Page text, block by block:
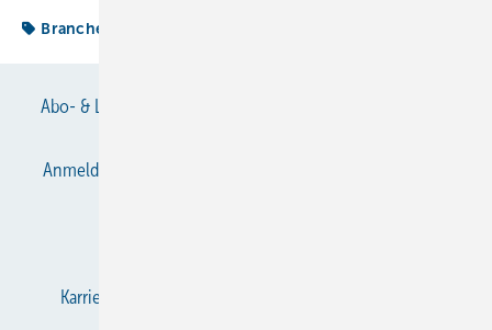
Branche
Abo- & Leserservice
Anmelden
Karriere bei Gentner